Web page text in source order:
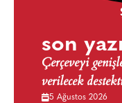
son
Çerçeveyi
verilecek
5 Ağustos 2026